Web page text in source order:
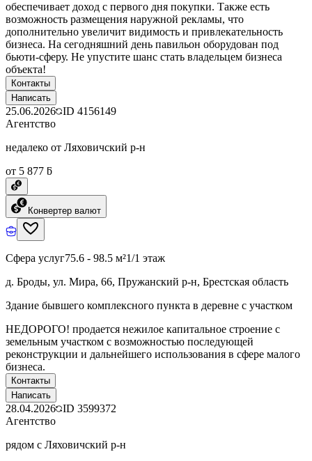
обеспечивает доход с первого дня покупки. Также есть
возможность размещения наружной рекламы, что
дополнительно увеличит видимость и привлекательность
бизнеса. На сегодняшний день павильон оборудован под
бьюти-сферу. Не упустите шанс стать владельцем бизнеса
объекта!
Контакты
Написать
25.06.2026 ID 4156149
Агентство
недалеко от Ляховичский р-н
от 5 877 ƃ
Конвертер валют
Сфера услуг75.6 - 98.5 м²1/1 этаж
д. Броды, ул. Мира, 66, Пружанский р-н, Брестская область
Здание бывшего комплексного пункта в деревне с участком
НЕДОРОГО! продается нежилое капитальное строение с
земельным участком с возможностью последующей
реконструкции и дальнейшего использования в сфере малого
бизнеса.
Контакты
Написать
28.04.2026 ID 3599372
Агентство
рядом с Ляховичский р-н